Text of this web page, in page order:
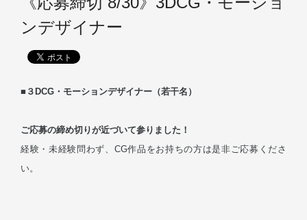
ンデザイナー
■３DCG・モーションデザイナー（若干名）
ご応募の締め切りが近づいて参りました！
経験・未経験問わず、CG作品をお持ちの方は是非ご応募くださ
い。